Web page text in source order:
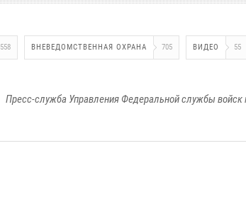
558 ВНЕВЕДОМСТВЕННАЯ ОХРАНА 705 ВИДЕО 55
Пресс-служба Управления Федеральной службы